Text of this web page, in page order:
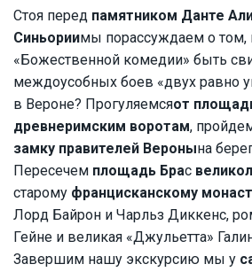
Стоя перед памятником Данте
Синьориимы порассуждаем о том,
«Божественной комедии» быть
междоусобных боев «двух равно
в Вероне? Прогуляемсяот
древнеримским воротам,
замку правителей Веронына
Пересечем площадь Брас
старому францисканскому
Лорд Байрон и Чарльз Диккенс,
Гейне и великая «Джульетта»
Завершим нашу экскурсию мы у